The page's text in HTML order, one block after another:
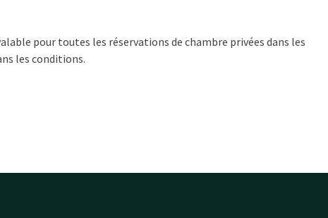
pour toutes les réservations de chambre privées dans les
les conditions.